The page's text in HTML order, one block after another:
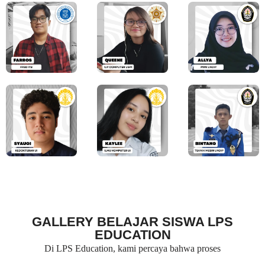
GALLERY BELAJAR SISWA LPS
EDUCATION
Di LPS Education, kami percaya bahwa proses